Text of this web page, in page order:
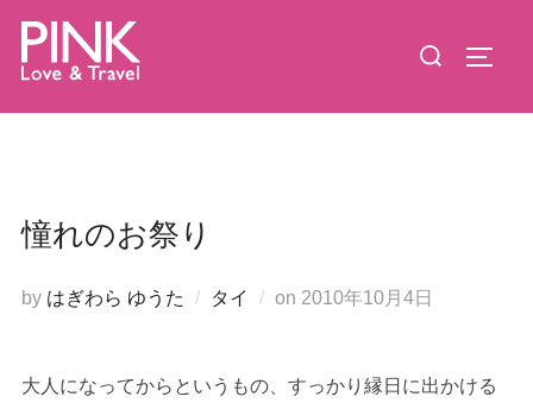
ン
検
対
憧れのお祭り
by はぎわら ゆうた タイ on 投
2010年10月4日
大人になってからというもの、すっかり縁日に出かける